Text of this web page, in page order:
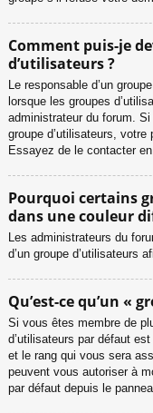
Comment puis-je
d’utilisateurs ?
Le responsable d’un
lorsque les groupes
administrateur du forum.
groupe d’utilisateurs,
Essayez de le contacter
Pourquoi certains
dans une couleur
Les administrateurs du
d’un groupe d’utilisateurs
Qu’est-ce qu’un «
Si vous êtes membre de
d’utilisateurs par défaut
et le rang qui vous sera
peuvent vous autoriser à
par défaut depuis le